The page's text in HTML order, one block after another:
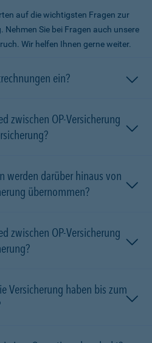
auf die wichtigsten Fragen zur
Sie bei Fragen auch unsere
Wir helfen Ihnen gerne weiter.
ein?
zwischen OP-Versicherung
werden darüber hinaus von
übernommen?
zwischen OP-Versicherung
Versicherung haben bis zum